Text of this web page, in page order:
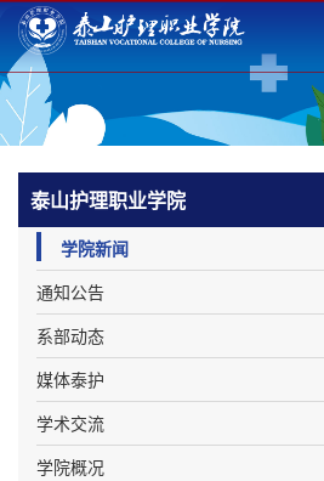
泰山护理职业学院
学院新闻
通知公告
系部动态
媒体泰护
学术交流
学院概况